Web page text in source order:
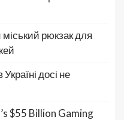
рюкзак для
досі не
$55 Billion Gaming